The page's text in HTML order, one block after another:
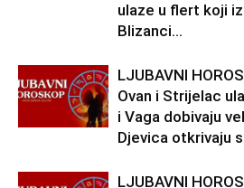
ulaze u flert koji
Blizanci...
LJUBAVNI
Ovan i Strijelac
i Vaga dobivaju
Djevica otkrivaju
LJUBAVNI